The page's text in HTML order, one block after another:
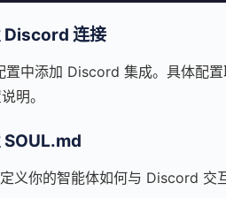
Discord 连接
中添加 Discord 集成。具体配
明。
SOUL.md
义你的智能体如何与 Discord 交